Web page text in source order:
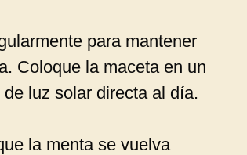
para mantener
Coloque la maceta en un
luz solar directa al día.
la menta se vuelva